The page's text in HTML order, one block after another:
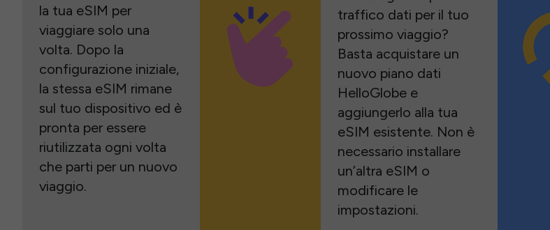
la tua eSIM per
viaggiare solo una
volta. Dopo la
configurazione iniziale,
la stessa eSIM rimane
sul tuo dispositivo ed è
pronta per essere
riutilizzata ogni volta
che parti per un nuovo
viaggio.
traffico dati per il tuo
prossimo viaggio?
Basta acquistare un
nuovo piano dati
HelloGlobe e
aggiungerlo alla tua
eSIM esistente. Non è
necessario installare
un’altra eSIM o
modificare le
impostazioni.